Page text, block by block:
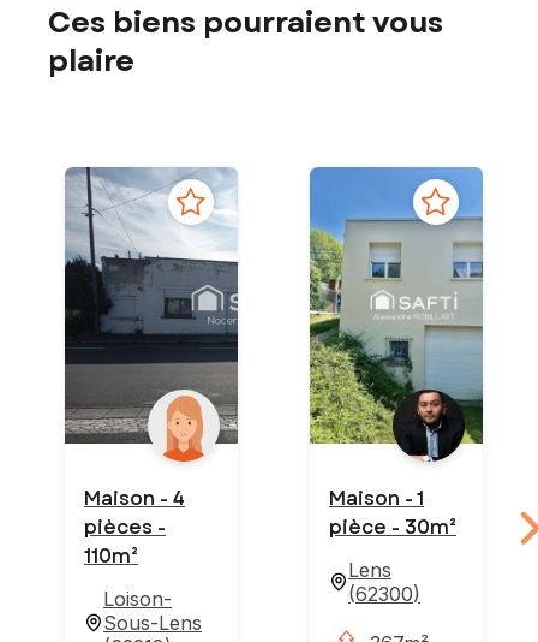
Ces biens pourraient vous
plaire
Maison - 4
pièces -
110m²
Loison-
Sous-Lens
Maison - 1
pièce - 30m²
Lens
(62300)